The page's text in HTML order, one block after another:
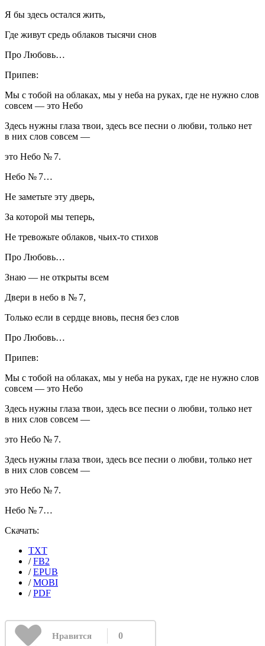
Я бы здесь остался жить,
Где живут средь облаков тысячи снов
Про Любовь…
Припев:
Мы с тобой на облаках, мы у неба на руках, где не нужно слов
совсем — это Небо
Здесь нужны глаза твои, здесь все песни о любви, только нет
в них слов совсем —
это Небо № 7.
Небо № 7…
Не заметьте эту дверь,
За которой мы теперь,
Не тревожьте облаков, чьих-то стихов
Про Любовь…
Знаю — не открыты всем
Двери в небо в № 7,
Только если в сердце вновь, песня без слов
Про Любовь…
Припев:
Мы с тобой на облаках, мы у неба на руках, где не нужно слов
совсем — это Небо
Здесь нужны глаза твои, здесь все песни о любви, только нет
в них слов совсем —
это Небо № 7.
Здесь нужны глаза твои, здесь все песни о любви, только нет
в них слов совсем —
это Небо № 7.
Небо № 7…
Скачать:
TXT
/FB2
/EPUB
/MOBI
/PDF
Нравится 0